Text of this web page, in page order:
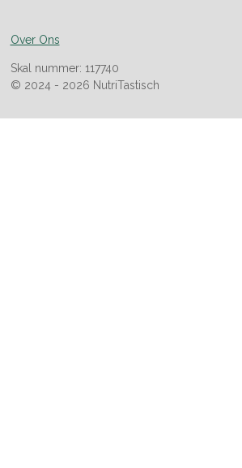
Over Ons
Skal nummer: 117740
© 2024 - 2026 NutriTastisch